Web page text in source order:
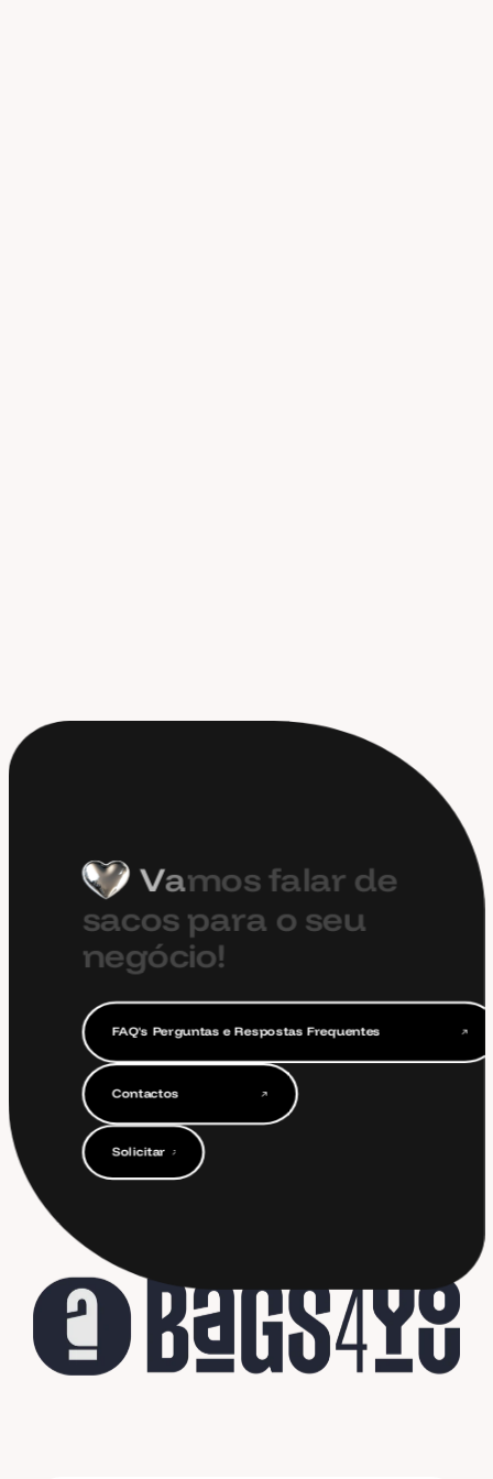
Vamos falar de
sacos para o seu
negócio!
FAQ's Perguntas e Respostas Frequentes
FAQ's Perguntas e Respostas Frequentes
Solicitar
S
Orç e
Contactos
Contactos